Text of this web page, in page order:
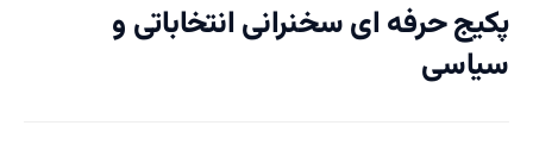
پکیج حرفه ای سخنرانی انتخاباتی و
سیاسی